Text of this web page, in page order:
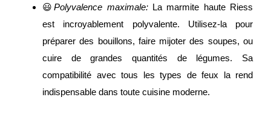
😃Polyvalence maximale:La marmite haute Riess
est incroyablement polyvalente. Utilisez-la pour
préparer des bouillons, faire mijoter des soupes, ou
cuire de grandes quantités de légumes. Sa
compatibilité avec tous les types de feux la rend
indispensable dans toute cuisine moderne.